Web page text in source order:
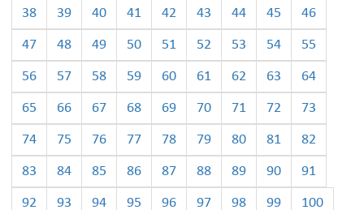
38 39 40 41 42 43 44 45 46
47 48 49 50 51 52 53 54 55
56 57 58 59 60 61 62 63 64
65 66 67 68 69 70 71 72 73
74 75 76 77 78 79 80 81 82
83 84 85 86 87 88 89 90 91
92 93 94 95 96 97 98 99 100